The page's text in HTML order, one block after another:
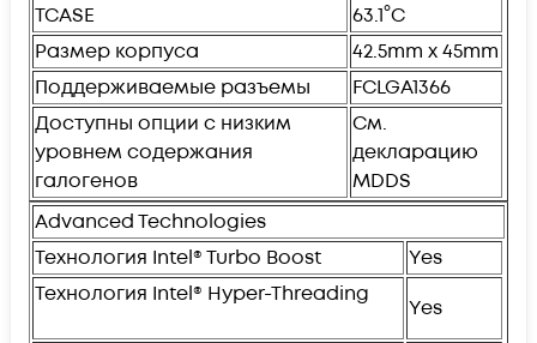
TCASE
63.1°C
Размер корпуса
42.5mm x 45mm
Поддерживаемые разъемы
FCLGA1366
Доступны опции с низким
уровнем содержания
галогенов
См.
декларацию
MDDS
Advanced Technologies
Технология Intel® Turbo Boost
Yes
Технология Intel® Hyper-Threading
Yes